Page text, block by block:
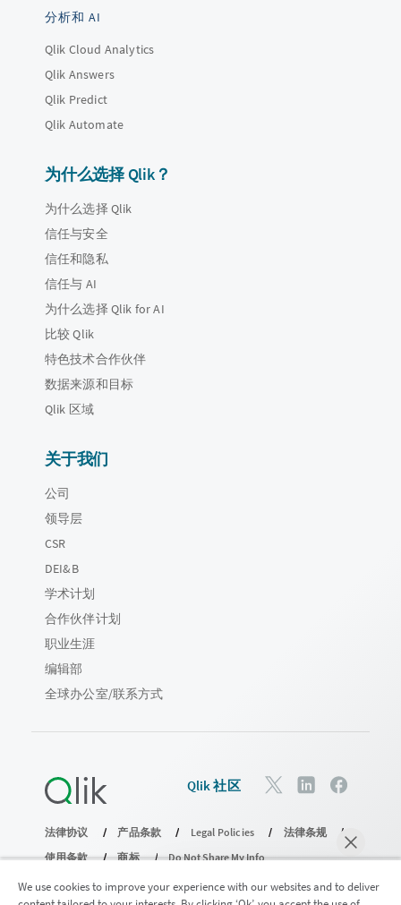
分析和 AI
Qlik Cloud Analytics
Qlik Answers
Qlik Predict
Qlik Automate
为什么选择 Qlik？
为什么选择 Qlik
信任与安全
信任和隐私
信任与 AI
为什么选择 Qlik for AI
比较 Qlik
特色技术合作伙伴
数据来源和目标
Qlik 区域
关于我们
公司
领导层
CSR
DEI&B
学术计划
合作伙伴计划
职业生涯
编辑部
全球办公室/联系方式
Qlik 社区
法律协议 产品条款 Legal Policies
法律条规
使用条款
商标
Do Not Share My Info
版权所有 © 1993-2026 QlikTech International AB。保留所有权利。
We use cookies to improve your experience with our websites and to deliver